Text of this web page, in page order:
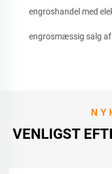
engroshandel med
engrosmæssig salg
VENLIGST